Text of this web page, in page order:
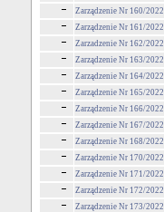
Zarządzenie Nr 160/2022
Zarządzenie Nr 161/2022
Zarzadzenie Nr 162/2022
Zarządzenie Nr 163/2022
Zarządzenie Nr 164/2022
Zarządzenie Nr 165/2022
Zarządzenie Nr 166/2022
Zarządzenie Nr 167/2022
Zarządzenie Nr 168/2022
Zarządzenie Nr 170/2022
Zarządzenie Nr 171/2022
Zarządzenie Nr 172/2022
Zarządzenie Nr 173/2022